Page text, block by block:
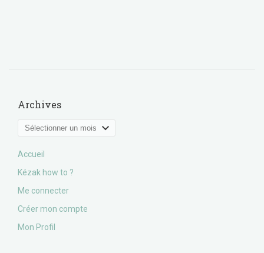
Archives
Archives
Accueil
Kézak how to ?
Me connecter
Créer mon compte
Mon Profil